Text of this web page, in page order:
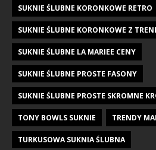
SUKNIE ŚLUBNE KORONKOWE RETRO
SUKNIE ŚLUBNE KORONKOWE Z
SUKNIE ŚLUBNE LA MARIEE CENY
SUKNIE ŚLUBNE PROSTE FASONY
SUKNIE ŚLUBNE PROSTE SKROMNE
TONY BOWLS SUKNIE TRENDY
TURKUSOWA SUKNIA ŚLUBNA